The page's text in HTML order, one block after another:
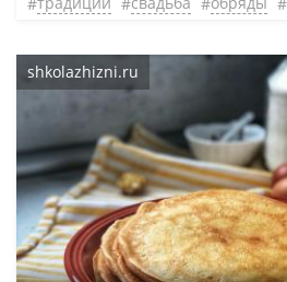
shkolazhizni.ru